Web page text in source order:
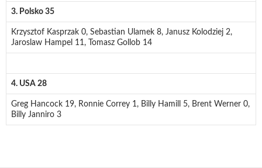
3. Polsko 35
Krzysztof Kasprzak 0, Sebastian Ulamek 8, Janusz Kolodziej 2,
Jaroslaw Hampel 11, Tomasz Gollob 14
4. USA 28
Greg Hancock 19, Ronnie Correy 1, Billy Hamill 5, Brent Werner 0,
Billy Janniro 3